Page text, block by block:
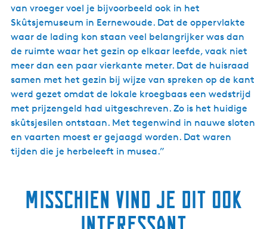
van vroeger voel je bijvoorbeeld ook in het
Skûtsjemuseum in Eernewoude. Dat de oppervlakte
waar de lading kon staan veel belangrijker was dan
de ruimte waar het gezin op elkaar leefde, vaak niet
meer dan een paar vierkante meter. Dat de huisraad
samen met het gezin bij wijze van spreken op de kant
werd gezet omdat de lokale kroegbaas een wedstrijd
met prijzengeld had uitgeschreven. Zo is het huidige
skûtsjesilen ontstaan. Met tegenwind in nauwe sloten
en vaarten moest er gejaagd worden. Dat waren
tijden die je herbeleeft in musea.”
Misschien vind je dit ook